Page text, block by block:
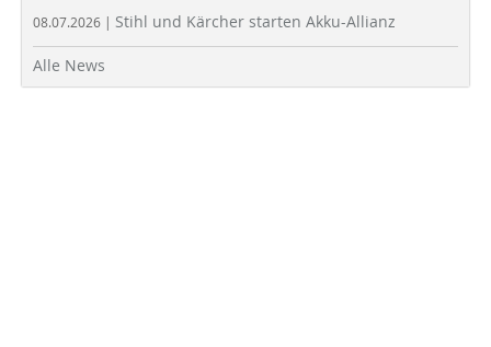
08.07.2026 | Stihl und Kärcher starten Akku-Allianz
Alle News